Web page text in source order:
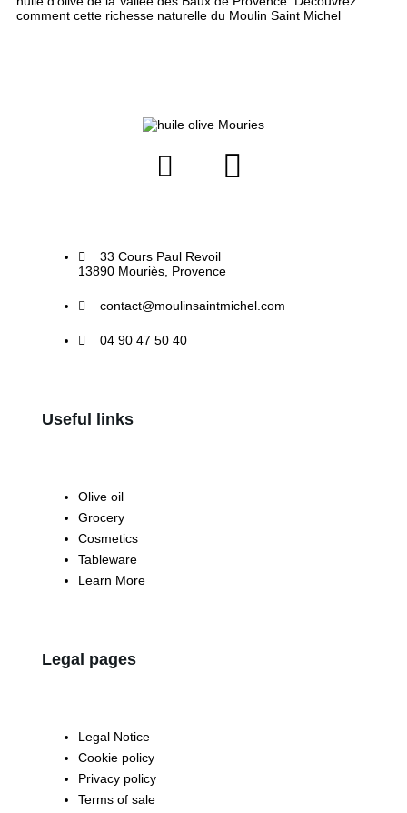
comment cette richesse naturelle du Moulin Saint Michel
33 Cours Paul Revoil
13890 Mouriès, Provence
contact@moulinsaintmichel.com
04 90 47 50 40
Useful links
Olive oil
Grocery
Cosmetics
Tableware
Learn More
Legal pages
Legal Notice
Cookie policy
Privacy policy
Terms of sale